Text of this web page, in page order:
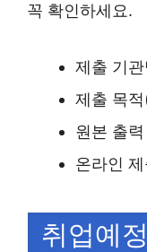
꼭 확인하세요.
제출 기관
제출 목
원본 출
온라인
취업예